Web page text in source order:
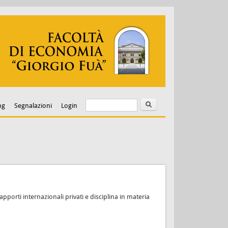
Segnalazioni Login Form di ricerca
Cerca
internazionali privati e disciplina in materia